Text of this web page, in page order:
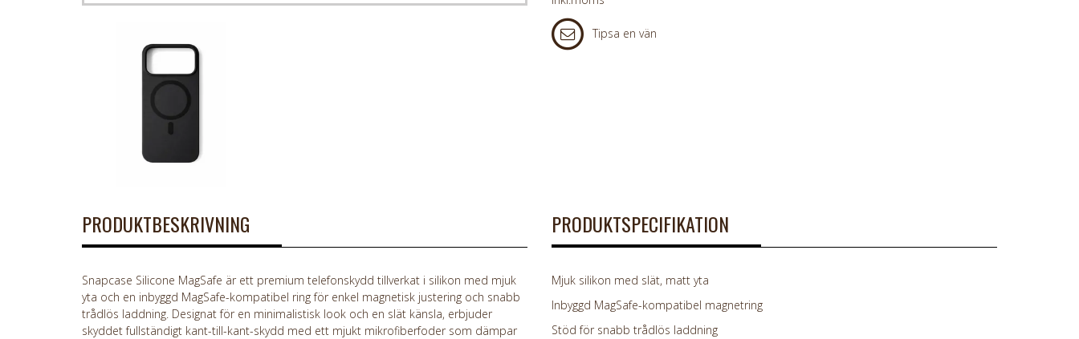
Tipsa en vän
PRODUKTBESKRIVNING
Snapcase Silicone MagSafe är ett premium telefonskydd tillverkat i silikon med mjuk
yta och en inbyggd MagSafe-kompatibel ring för enkel magnetisk justering och snabb
trådlös laddning. Designat för en minimalistisk look och en slät känsla, erbjuder
skyddet fullständigt kant-till-kant-skydd med ett mjukt mikrofiberfoder som dämpar
PRODUKTSPECIFIKATION
Mjuk silikon med slät, matt yta
Inbyggd MagSafe-kompatibel magnetring
Stöd för snabb trådlös laddning